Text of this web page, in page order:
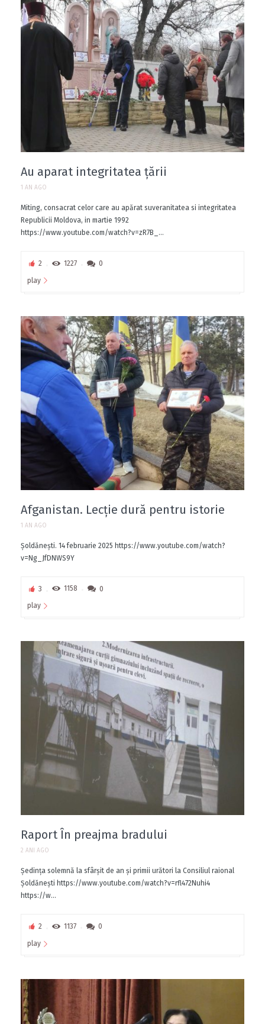
Au aparat integritatea țării
1 AN AGO
Miting, consacrat celor care au apărat suveranitatea si integritatea
Republicii Moldova, in martie 1992
https://www.youtube.com/watch?v=zR7B_...
2 1227 0
play
Afganistan. Lecție dură pentru istorie
1 AN AGO
Șoldănești. 14 februarie 2025 https://www.youtube.com/watch?
v=Ng_JfDNWS9Y
3 1158 0
play
Raport În preajma bradului
2 ANI AGO
Ședința solemnă la sfârșit de an și primii urători la Consiliul raional
Șoldănești https://www.youtube.com/watch?v=rfl472Nuhi4
https://w...
2 1137 0
play